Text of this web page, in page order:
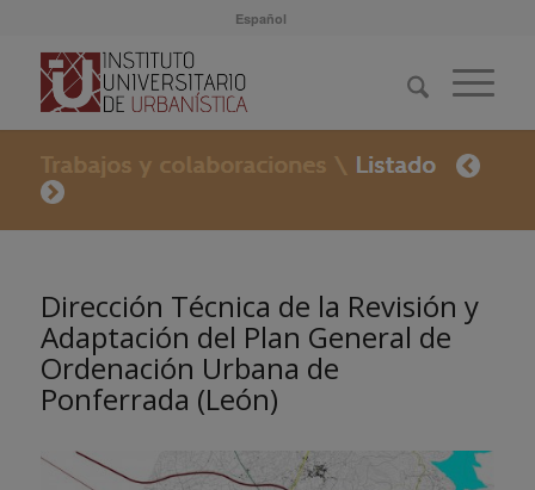
Español
Dirección Técnica de la Revisión y
Adaptación del Plan General de
Ordenación Urbana de
Ponferrada (León)